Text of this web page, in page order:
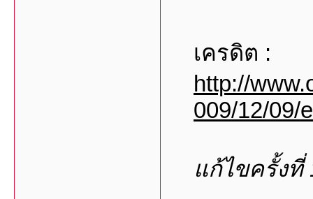
เครดิต :
http://
009/12/09/
แก้ไขครั้งที่